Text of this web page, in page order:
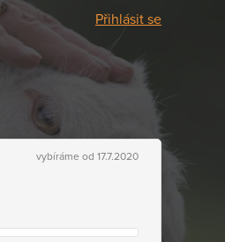
Přihlásit se
vybíráme od 17.7.2020